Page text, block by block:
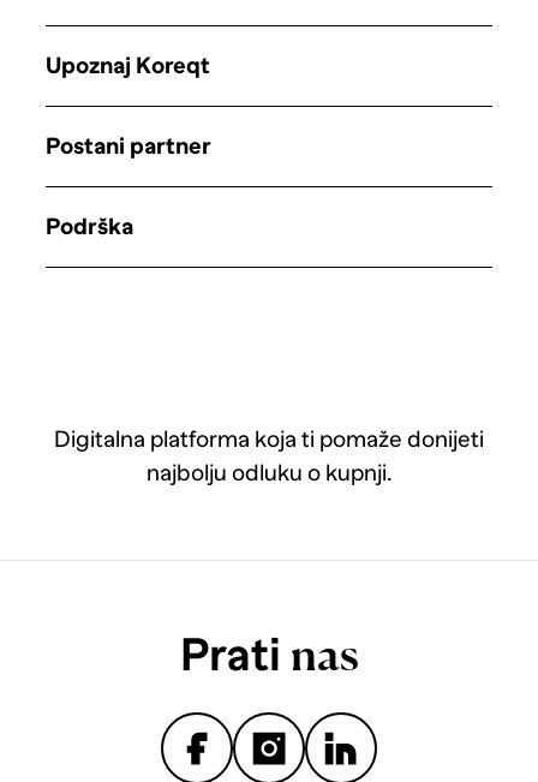
Digitalna platforma koja ti pomaže donijeti
najbolju odluku o kupnji.
Upoznaj Koreqt
Postani partner
Podrška
Prati nas